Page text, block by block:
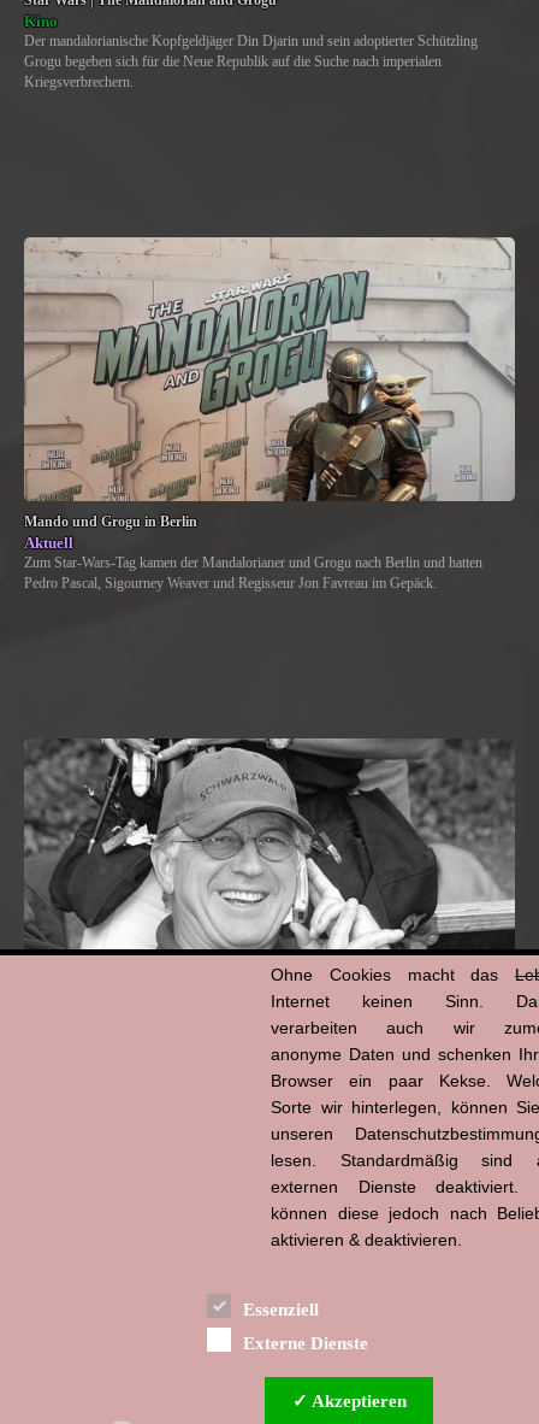
Kino
Der mandalorianische Kopfgeldjäger Din Djarin und sein adoptierter Schützling
Grogu begeben sich für die Neue Republik auf die Suche nach imperialen
Kriegsverbrechern.
Mando und Grogu in Berlin
Aktuell
Zum Star-Wars-Tag kamen der Mandalorianer und Grogu nach Berlin und hatten
Pedro Pascal, Sigourney Weaver und Regisseur Jon Favreau im Gepäck.
Ohne Cookies macht das
Internet keinen Sinn.
verarbeiten auch wir
anonyme Daten und schenken
Browser ein paar Kekse.
Sorte wir hinterlegen, können
unseren
lesen. Standardmäßig sind
externen Dienste deaktiviert.
können diese jedoch nach
aktivieren & deaktivieren.
Essenziell
Externe Dienste
✓ Akzeptieren